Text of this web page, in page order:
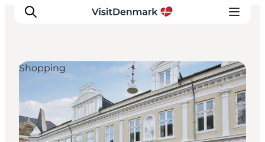
Inspiratie
Bestemmingen
Wat te doen
Shopping